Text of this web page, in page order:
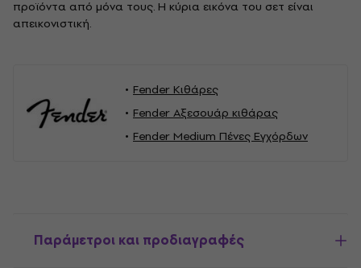
προϊόντα από μόνα τους. Η κύρια εικόνα του σετ είναι
απεικονιστική.
Fender Κιθάρες
Fender Αξεσουάρ κιθάρας
Fender Medium Πένες Εγχόρδων
Παράμετροι και προδιαγραφές